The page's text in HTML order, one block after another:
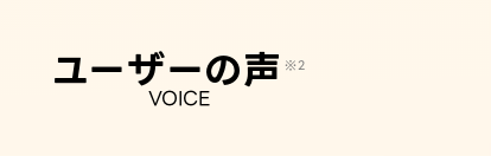
ユーザーの声 ※2
VOICE